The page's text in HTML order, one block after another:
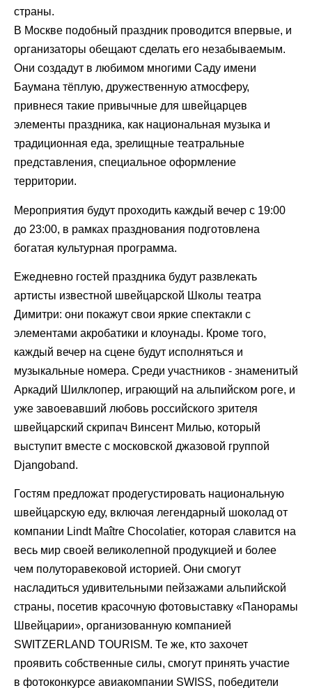
страны.
В Москве подобный праздник проводится впервые, и
организаторы обещают сделать его незабываемым.
Они создадут в любимом многими Cаду имени
Баумана тёплую, дружественную атмосферу,
привнеся такие привычные для швейцарцев
элементы праздника, как национальная музыка и
традиционная еда, зрелищные театральные
представления, специальное оформление
территории.
Мероприятия будут проходить каждый вечер с 19:00
до 23:00, в рамках празднования подготовлена
богатая культурная программа.
Ежедневно гостей праздника будут развлекать
артисты известной швейцарской Школы театра
Димитри: они покажут свои яркие спектакли с
элементами акробатики и клоунады. Кроме того,
каждый вечер на сцене будут исполняться и
музыкальные номера. Среди участников - знаменитый
Аркадий Шилклопер, играющий на альпийском роге, и
уже завоевавший любовь российского зрителя
швейцарский скрипач Винсент Милью, который
выступит вместе с московской джазовой группой
Djangoband.
Гостям предложат продегустировать национальную
швейцарскую еду, включая легендарный шоколад от
компании Lindt Maître Chocolatier, которая славится на
весь мир своей великолепной продукцией и более
чем полуторавековой историей. Они смогут
насладиться удивительными пейзажами альпийской
страны, посетив красочную фотовыставку «Панорамы
Швейцарии», организованную компанией
SWITZERLAND TOURISM. Те же, кто захочет
проявить собственные силы, смогут принять участие
в фотоконкурсе авиакомпании SWISS, победители